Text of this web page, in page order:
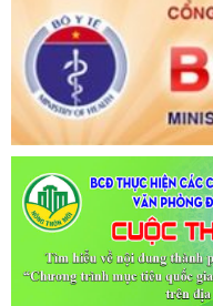
Tên:(CẬP NHẬT DANH
KHAI BÁO Y TẾ THEO
Ngày ban hành: (06/07/2021)
Tên:(CẬP NHẬT DANH
KHAI BÁO Y TẾ THEO
Ngày ban hành: (02/07/2021)